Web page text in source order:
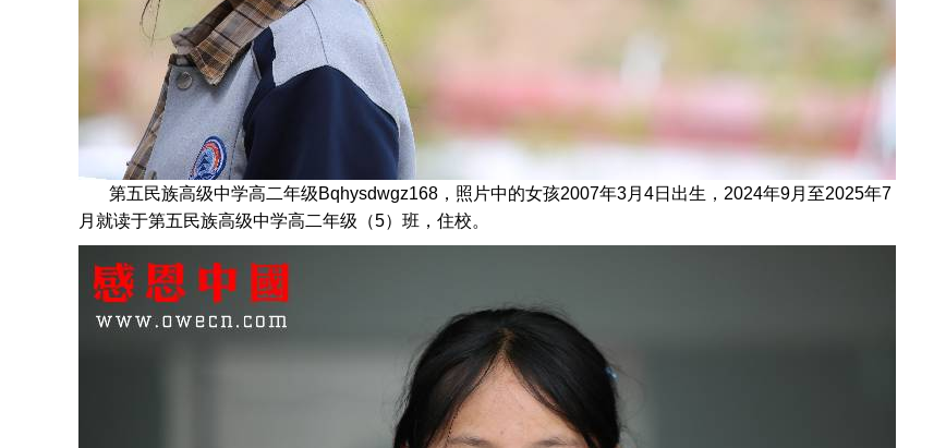
第五民族高级中学高二年级Bqhysdwgz168，照片中的女孩2007年3月4日 出生， 2024年9月至2025年7
月就读于第五民族高级中学高二年级 （5）班，住校。